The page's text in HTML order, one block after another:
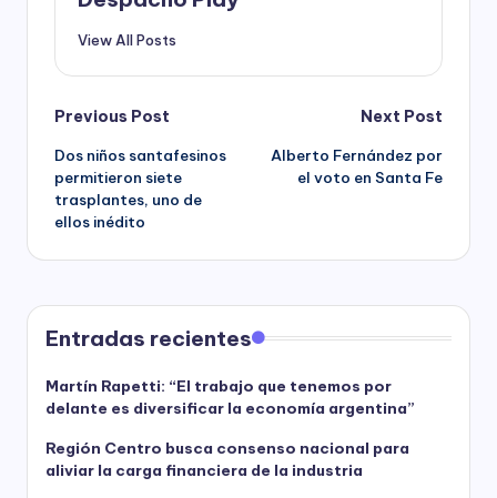
View All Posts
Post
navigation
Previous Post
Dos niños santafesinos
permitieron siete
trasplantes, uno de
ellos inédito
Next Post
Alberto Fernández por
el voto en Santa Fe
Entradas recientes
Martín Rapetti: “El trabajo que tenemos por
delante es diversificar la economía argentina”
Región Centro busca consenso nacional para
aliviar la carga financiera de la industria